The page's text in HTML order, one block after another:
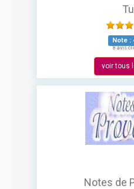
Note :
8 avis
voir tous
Notes de